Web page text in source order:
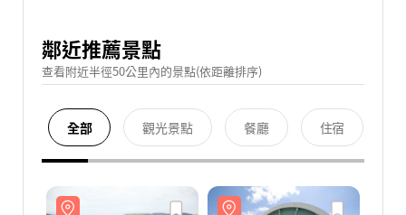
鄰近推薦景點
查看附近半徑50公里內的景點(依距離排序)
全部 觀光景點 餐廳 住宿